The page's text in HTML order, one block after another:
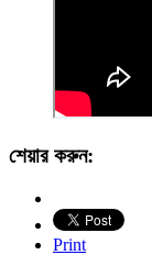
শেয়ার করুন:
Print